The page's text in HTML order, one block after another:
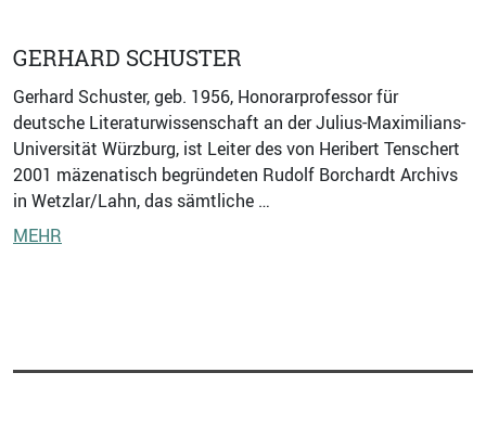
GERHARD SCHUSTER
Gerhard Schuster, geb. 1956, Honorarprofessor für
deutsche Literaturwissenschaft an der Julius-Maximilians-
Universität Würzburg, ist Leiter des von Heribert Tenschert
2001 mäzenatisch begründeten Rudolf Borchardt Archivs
in Wetzlar/Lahn, das sämtliche …
MEHR